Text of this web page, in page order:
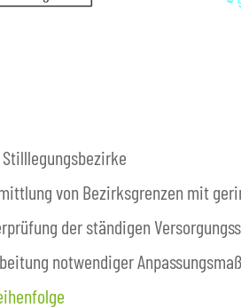
von Bezirksgrenzen mit
der ständigen
notwendiger